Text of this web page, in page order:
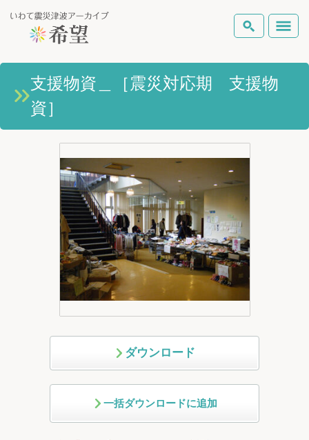
いわて震災津波アーカイブとは
岩手県の被害状況
ピックアップコンテンツ
Foreign Laguage
検索
支援物資＿［震災対応期 支援物
資］
ダウンロード
一括ダウンロードに追加